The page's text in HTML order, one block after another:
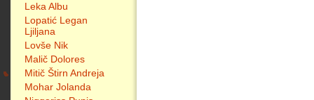
Leka Albu
Lopatić Legan
Ljiljana
Lovše Nik
Malič Dolores
Mitič Štirn Andreja
Mohar Jolanda